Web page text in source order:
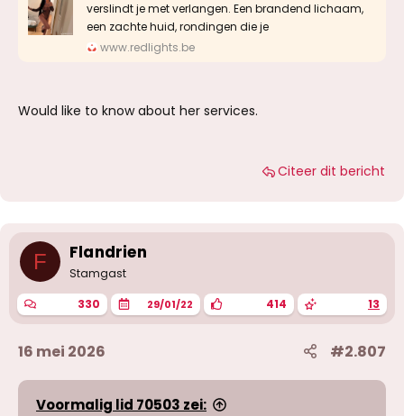
verslindt je met verlangen. Een brandend lichaam,
een zachte huid, rondingen die je
www.redlights.be
Would like to know about her services.
Citeer dit bericht
F Flandrien
Stamgast
330 29/01/22 414 13
16 mei 2026 #2.807
Voormalig lid 70503 zei: